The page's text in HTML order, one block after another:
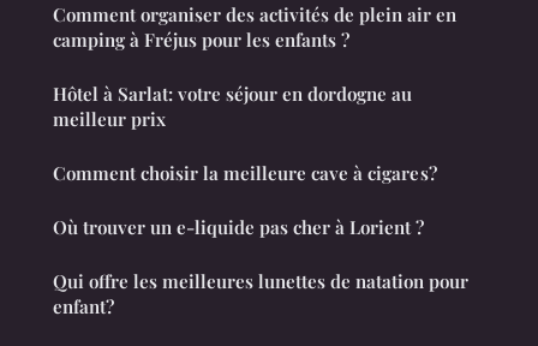
Comment organiser des activités de plein air en
camping à Fréjus pour les enfants ?
Hôtel à Sarlat: votre séjour en dordogne au
meilleur prix
Comment choisir la meilleure cave à cigare s?
Où trouver un e-liquide pas cher à Lorient ?
Qui offre les meilleures lunettes de natation pour
enfant?